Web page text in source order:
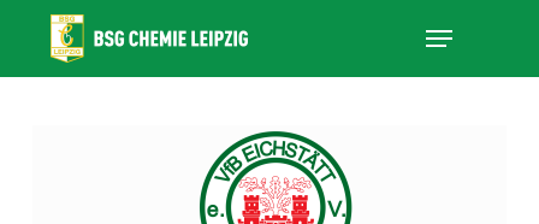
main
Menu
Close